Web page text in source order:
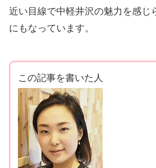
近い目線で中軽井沢の魅力を感じ
にもなっています。
この記事を書いた人